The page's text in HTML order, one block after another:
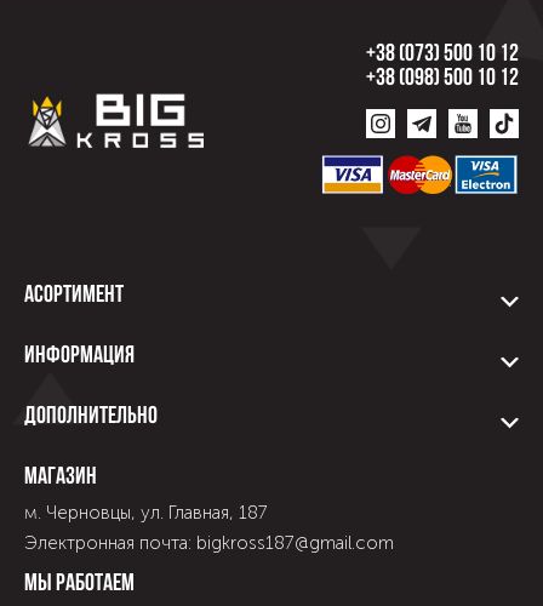
+38 (073) 500 10 12
+38 (098) 500 10 12
Асортимент
Информация
Дополнительно
Магазин
м. Черновцы, ул. Главная, 187
Электронная почта: bigkross187@gmail.com
Мы работаем